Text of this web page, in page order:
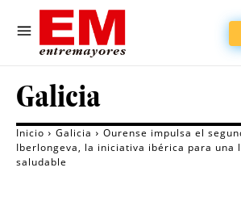
Galicia
Inicio Galicia
Ourense impulsa el
Iberlongeva, la iniciativa ibérica para una
saludable